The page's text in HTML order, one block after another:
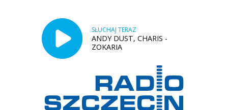
SŁUCHAJ TERAZ
ANDY DUST, CHARIS -
ZOKARIA